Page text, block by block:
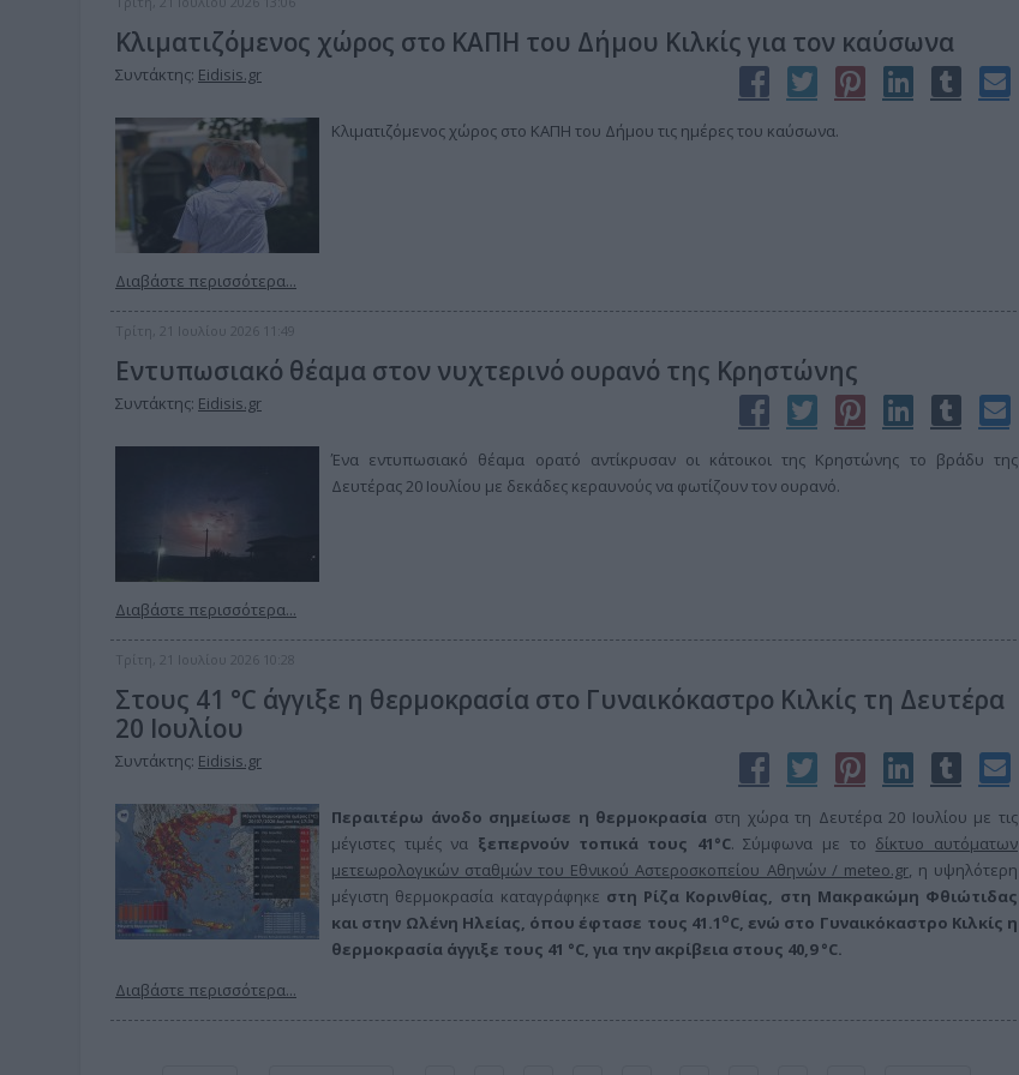
Κλιματιζόμενος χώρος στο ΚΑΠΗ του Δήμου Κιλκίς για τον καύσωνα
Συντάκτης: Eidisis.gr
Κλιματιζόμενος χώρος στο ΚΑΠΗ του Δήμου τις ημέρες του καύσωνα.
Διαβάστε περισσότερα...
Τρίτη, 21 Ιουλίου 2026 11:49
Εντυπωσιακό θέαμα στον νυχτερινό ουρανό της Κρηστώνης
Συντάκτης: Eidisis.gr
Ένα εντυπωσιακό θέαμα ορατό αντίκρυσαν οι κάτοικοι της Κρηστώνης το βράδυ της
Δευτέρας 20 Ιουλίου με δεκάδες κεραυνούς να φωτίζουν τον ουρανό.
Διαβάστε περισσότερα...
Τρίτη, 21 Ιουλίου 2026 10:28
Στους 41 °C άγγιξε η θερμοκρασία στο Γυναικόκαστρο Κιλκίς τη Δευτέρα
20 Ιουλίου
Συντάκτης: Eidisis.gr
Περαιτέρω άνοδο σημείωσε η θερμοκρασία στη χώρα τη Δευτέρα 20 Ιουλίου με τις
μέγιστες τιμές να ξεπερνούν τοπικά τους 41°C. Σύμφωνα με το δίκτυο αυτόματων
μετεωρολογικών σταθμών του Εθνικού Αστεροσκοπείου Αθηνών / meteo.gr, η υψηλότερη
μέγιστη θερμοκρασία καταγράφηκε στη Ρίζα Κορινθίας, στη Μακρακώμη Φθιώτιδας
και στην Ωλένη Ηλείας, όπου έφτασε τους 41.1 οC, ενώ στο Γυναικόκαστρο Κιλκίς η
θερμοκρασία άγγιξε τους 41 °C, για την ακρίβεια στους 40,9 °C.
Διαβάστε περισσότερα...